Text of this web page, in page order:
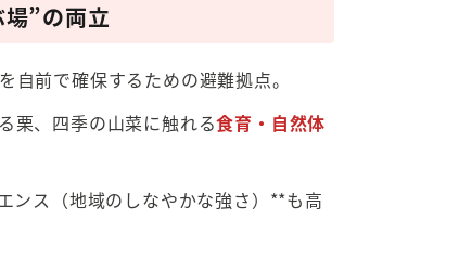
”の両立
を自前で確保するための避難拠点。
栗、四季の山菜に触れる食育・自然体
ンス（地域のしなやかな強さ）**も高